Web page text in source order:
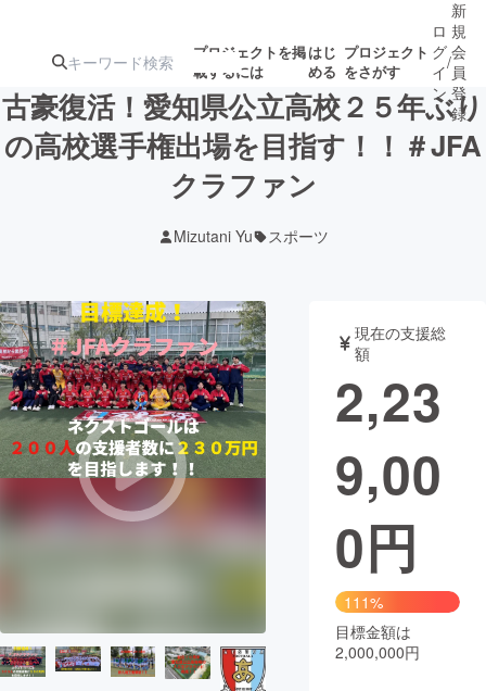
プロジェクトを掲
載するには
はじ
める
プロジェクト
をさがす
注目の新着プロ 募集終了が近いプ
テクノロジー・ガジェット
映像・映画 書籍・雑誌
ビジネス・起業 チャレンジ
まちづくり・地域活性化
CAMPFIRE Creation
CAMPFIREふるさと納税machi-ya コミュニティ
ロ
グ
イ
ン
/
新
規
会
員
登
録
古豪復活！愛知県公立高校２５年ぶり
の高校選手権出場を目指す！！＃JFA
クラファン
Mizutani Yu スポーツ
現在の支援総
額
2,23
9,00
0円
111%
目標金額は
2,000,000円